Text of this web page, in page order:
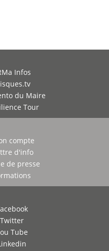
Infos
du Maire
Tour
compte
d'info
de presse
Twitter
Tube